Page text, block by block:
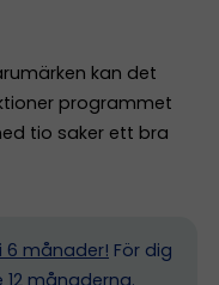
kan det
programmet
tio saker ett bra
6 månader! För dig